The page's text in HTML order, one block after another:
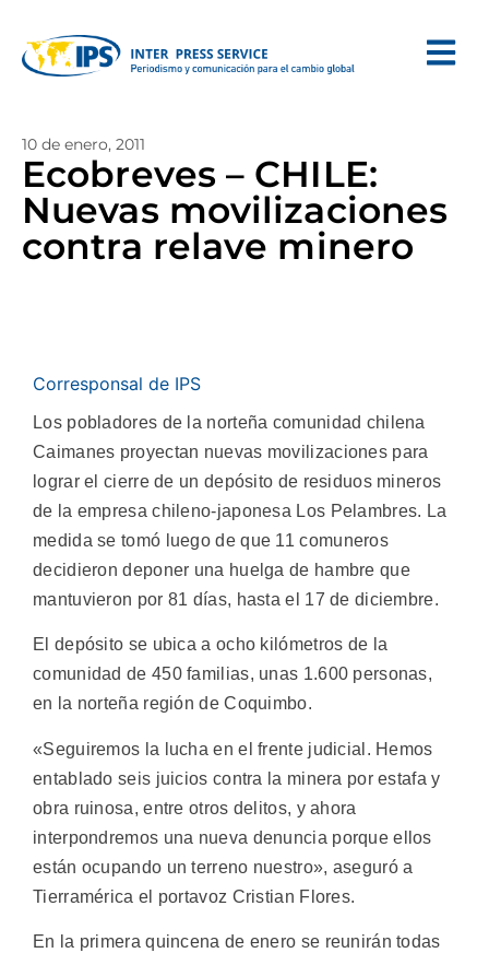
10 de enero, 2011
Ecobreves – CHILE:
Nuevas movilizaciones
contra relave minero
Corresponsal de IPS
Los pobladores de la norteña comunidad chilena
Caimanes proyectan nuevas movilizaciones para
lograr el cierre de un depósito de residuos mineros
de la empresa chileno-japonesa Los Pelambres. La
medida se tomó luego de que 11 comuneros
decidieron deponer una huelga de hambre que
mantuvieron por 81 días, hasta el 17 de diciembre.
El depósito se ubica a ocho kilómetros de la
comunidad de 450 familias, unas 1.600 personas,
en la norteña región de Coquimbo.
«Seguiremos la lucha en el frente judicial. Hemos
entablado seis juicios contra la minera por estafa y
obra ruinosa, entre otros delitos, y ahora
interpondremos una nueva denuncia porque ellos
están ocupando un terreno nuestro», aseguró a
Tierramérica el portavoz Cristian Flores.
En la primera quincena de enero se reunirán todas